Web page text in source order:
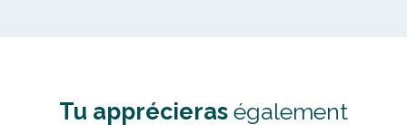
Tu apprécieras également